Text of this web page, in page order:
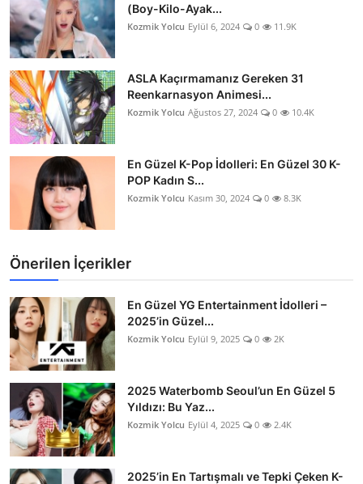
(Boy-Kilo-Ayak...
Kozmik Yolcu Eylül 6, 2024 0 11.9K
ASLA Kaçırmamanız Gereken 31
Reenkarnasyon Animesi...
Kozmik Yolcu Ağustos 27, 2024 0 10.4K
En Güzel K-Pop İdolleri: En Güzel 30 K-
POP Kadın S...
Kozmik Yolcu Kasım 30, 2024 0 8.3K
Önerilen İçerikler
En Güzel YG Entertainment İdolleri –
2025’in Güzel...
Kozmik Yolcu Eylül 9, 2025 0 2K
2025 Waterbomb Seoul’un En Güzel 5
Yıldızı: Bu Yaz...
Kozmik Yolcu Eylül 4, 2025 0 2.4K
2025’in En Tartışmalı ve Tepki Çeken K-